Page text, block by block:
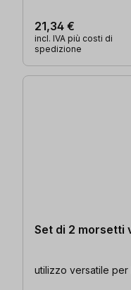
21,34 €
incl. IVA più costi di
spedizione
Set di 2 morsetti
utilizzo versatile per